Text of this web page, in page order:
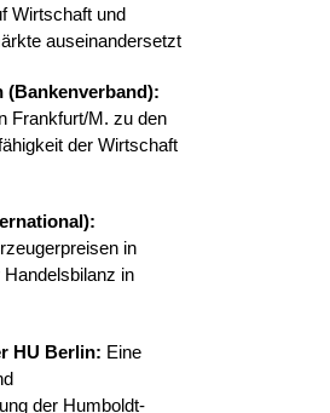
Wirtschaft und
auseinandersetzt
(Bankenverband):
Frankfurt/M. zu den
der Wirtschaft
in
in
HU Berlin: Eine
der Humboldt-